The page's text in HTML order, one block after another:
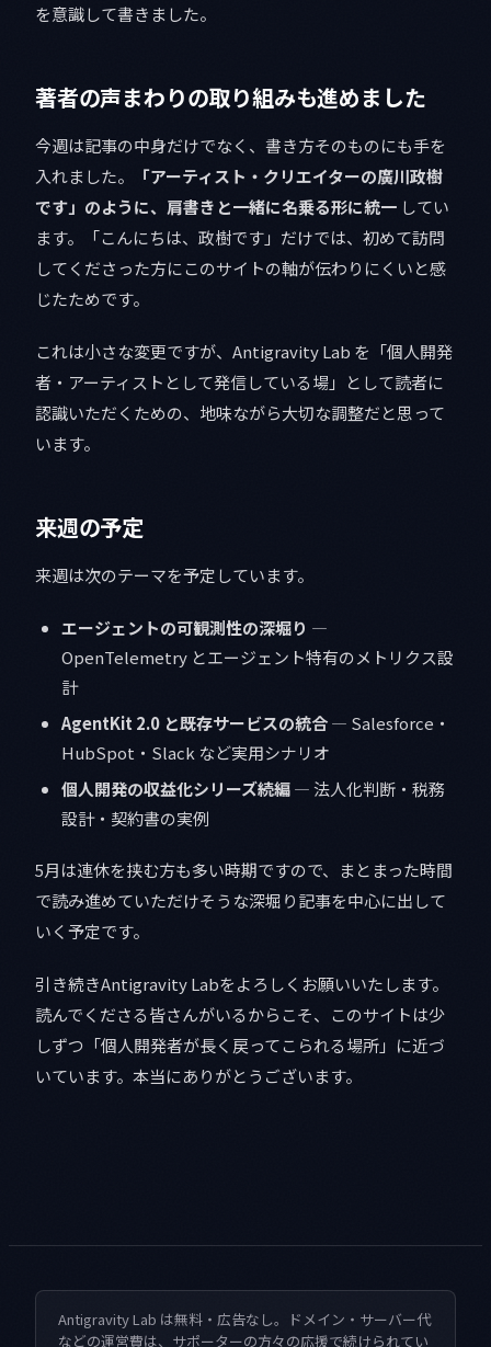
を意識して書きました。
著者の声まわりの取り組みも進めました
今週は記事の中身だけでなく、書き方そのものにも手を
入れました。
「アーティスト・クリエイターの廣川政樹
です」のように、肩書きと一緒に名乗る形に統一 してい
ます。「こんにちは、政樹です」だけでは、初めて訪問
してくださった方にこのサイトの軸が伝わりにくいと感
じたためです。
これは小さな変更ですが、Antigravity Lab を「個人開発
者・アーティストとして発信している場」として読者に
認識いただくための、地味ながら大切な調整だと思って
います。
来週の予定
来週は次のテーマを予定しています。
エージェントの可観測性の深堀り —
OpenTelemetry とエージェント特有のメトリクス設
計
AgentKit 2.0 と既存サービスの統合— Salesforce・
HubSpot・Slack など実用シナリオ
個人開発の収益化シリーズ続編— 法人化判断・税務
設計・契約書の実例
5月は連休を挟む方も多い時期ですので、まとまった時間
で読み進めていただけそうな深堀り記事を中心に出して
いく予定です。
引き続きAntigravity Labをよろしくお願いいたします。
読んでくださる皆さんがいるからこそ、このサイトは少
しずつ「個人開発者が長く戻ってこられる場所」に近づ
いています。本当にありがとうございます。
Antigravity Lab は無料・広告なし。ドメイン・サーバー代
などの運営費は、サポーターの方々の応援で続けられてい